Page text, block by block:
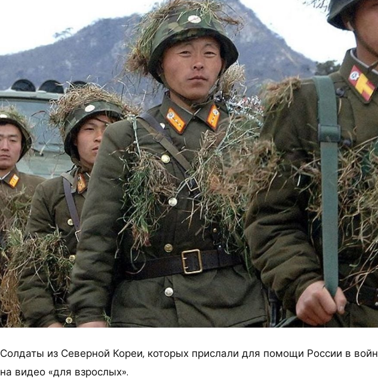
Солдаты из Северной Кореи, которых прислали для помощи России в
на видео «для взрослых».